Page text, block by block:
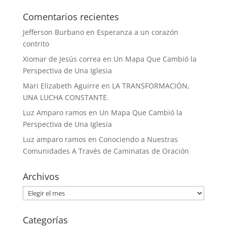
Comentarios recientes
Jefferson Burbanoen Esperanza a un corazón
contrito
Xiomar de Jesús correa en Un Mapa Que Cambió la
Perspectiva de Una Iglesia
Mari Elizabeth Aguirre en LA TRANSFORMACIÓN,
UNA LUCHA CONSTANTE.
Luz Amparo ramos en Un Mapa Que Cambió la
Perspectiva de Una Iglesia
Luz amparo ramos en Conociendo a Nuestras
Comunidades A Través de Caminatas de Oración
Archivos
Archivos
Categorías